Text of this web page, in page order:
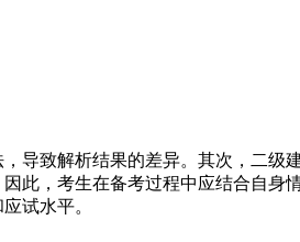
导致解析结果的差异。其次，二级
此，考生在备考过程中应结合自身
试水平。